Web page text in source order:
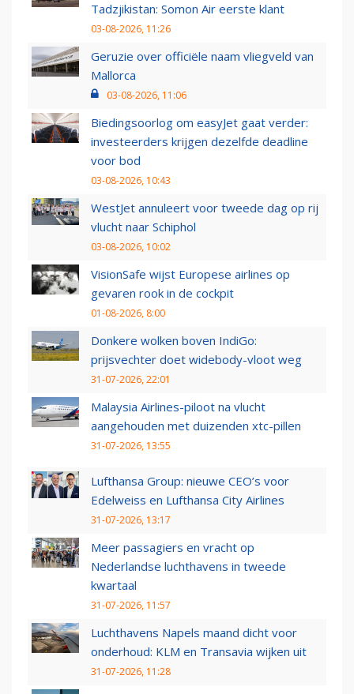
Tadzjikistan: Somon Air eerste klant
03-08-2026, 11:26
Geruzie over officiële naam vliegveld van
Mallorca
03-08-2026, 11:06
Biedingsoorlog om easyJet gaat verder:
investeerders krijgen dezelfde deadline
voor bod
03-08-2026, 10:43
WestJet annuleert voor tweede dag op rij
vlucht naar Schiphol
03-08-2026, 10:02
VisionSafe wijst Europese airlines op
gevaren rook in de cockpit
01-08-2026, 8:00
Donkere wolken boven IndiGo:
prijsvechter doet widebody-vloot weg
31-07-2026, 22:01
Malaysia Airlines-piloot na vlucht
aangehouden met duizenden xtc-pillen
31-07-2026, 13:55
Lufthansa Group: nieuwe CEO’s voor
Edelweiss en Lufthansa City Airlines
31-07-2026, 13:17
Meer passagiers en vracht op
Nederlandse luchthavens in tweede
kwartaal
31-07-2026, 11:57
Luchthavens Napels maand dicht voor
onderhoud: KLM en Transavia wijken uit
31-07-2026, 11:28